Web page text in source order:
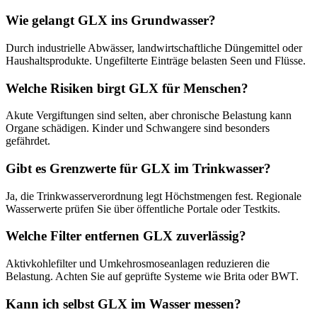
Wie gelangt GLX ins Grundwasser?
Durch industrielle Abwässer, landwirtschaftliche Düngemittel oder
Haushaltsprodukte. Ungefilterte Einträge belasten Seen und Flüsse.
Welche Risiken birgt GLX für Menschen?
Akute Vergiftungen sind selten, aber chronische Belastung kann
Organe schädigen. Kinder und Schwangere sind besonders
gefährdet.
Gibt es Grenzwerte für GLX im Trinkwasser?
Ja, die Trinkwasserverordnung legt Höchstmengen fest. Regionale
Wasserwerte prüfen Sie über öffentliche Portale oder Testkits.
Welche Filter entfernen GLX zuverlässig?
Aktivkohlefilter und Umkehrosmoseanlagen reduzieren die
Belastung. Achten Sie auf geprüfte Systeme wie Brita oder BWT.
Kann ich selbst GLX im Wasser messen?